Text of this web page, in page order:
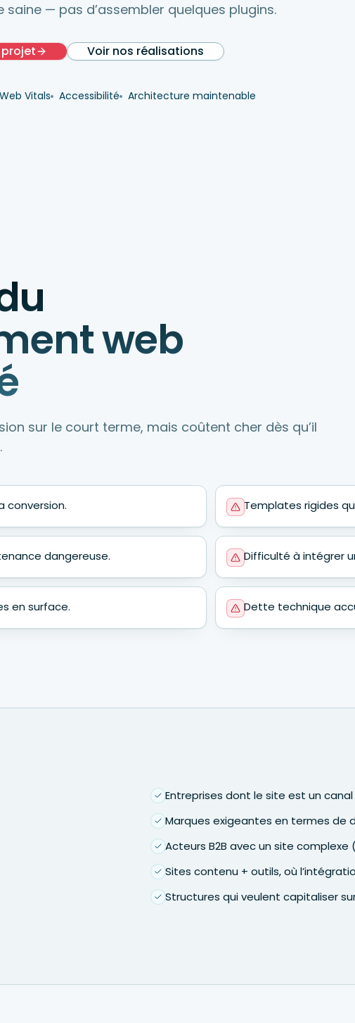
saine — pas d’assembler quelques plugins.
projet Voir nos réalisations
Vitals Accessibilité Architecture maintenable
web
sur le court terme, mais coûtent cher dès qu’il
conversion. Templates rigides
dangereuse. Difficulté à intégrer
en surface. Dette technique
Entreprises dont le site est un
Marques exigeantes en termes de
Acteurs B2B avec un site
Sites contenu + outils, où
Structures qui veulent capitaliser